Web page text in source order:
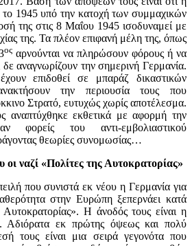
το 1945 υπό την κατοχή των συμμαχικών
της στις 8 Μαΐου 1945 ισοδυναμεί με
της. Τα πλέον επιφανή μέλη της, όπως
ος αρνούνται να πληρώσουν φόρους ή να
αναγνωρίζουν την σημερινή Γερμανία.
επιδοθεί σε μπαράζ δικαστικών
την περιουσία τους που
Στρατό, ευτυχώς χωρίς αποτέλεσμα.
αναπτύχθηκε εκθετικά με αφορμή την
φορείς του αντι-εμβολιαστικού
θεωρίες συνομωσίας…
ναζί «Πολίτες της Αυτοκρατορίας»
που συνιστά εκ νέου η Γερμανία για
στην Ευρώπη ξεπερνάει κατά
Η άνοδός τους είναι η
Αδιόρατα εκ πρώτης όψεως και πολύ
τους είναι μια σειρά γεγονότα που